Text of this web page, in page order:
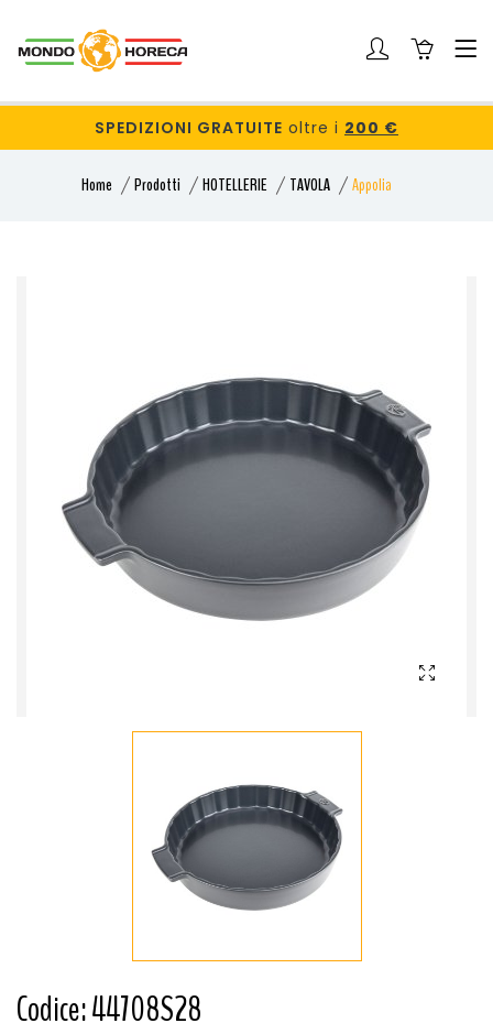
SPEDIZIONI GRATUITE oltre i 200 €
Home Prodotti HOTELLERIE TAVOLA Appolia
Codice: 44708S28